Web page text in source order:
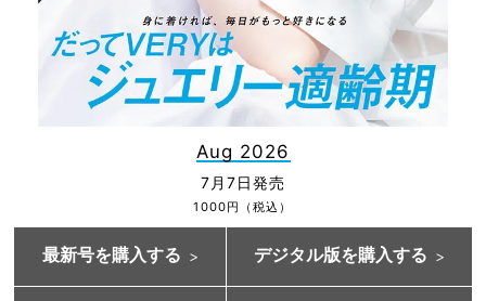
Aug 2026
7月7日発売
1000円（税込）
最新号を購入する デジタル版を購入する